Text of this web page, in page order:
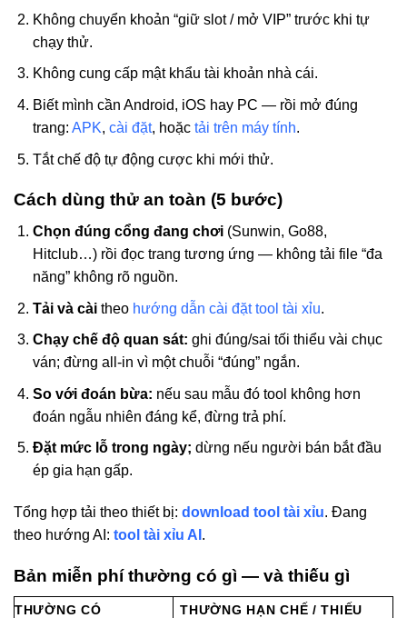
Không chuyển khoản “giữ slot / mở VIP” trước khi tự
chạy thử.
Không cung cấp mật khẩu tài khoản nhà cái.
Biết mình cần Android, iOS hay PC — rồi mở đúng
trang: APK, cài đặt, hoặc tải trên máy tính.
Tắt chế độ tự động cược khi mới thử.
Cách dùng thử an toàn (5 bước)
Chọn đúng cổng đang chơi(Sunwin, Go88,
Hitclub…) rồi đọc trang tương ứng — không tải file “đa
năng” không rõ nguồn.
Tải và càitheo hướng dẫn cài đặt tool tài xỉu.
Chạy chế độ quan sát: ghi đúng/sai tối thiểu vài chục
ván; đừng all-in vì một chuỗi “đúng” ngắn.
So với đoán bừa: nếu sau mẫu đó tool không hơn
đoán ngẫu nhiên đáng kể, đừng trả phí.
Đặt mức lỗ trong ngày; dừng nếu người bán bắt đầu
ép gia hạn gấp.
Tổng hợp tải theo thiết bị: download tool tài xỉu. Đang
theo hướng AI: tool tài xỉu AI .
Bản miễn phí thường có gì — và thiếu gì
THƯỜNG CÓ THƯỜNG HẠN CHẾ / THIẾU